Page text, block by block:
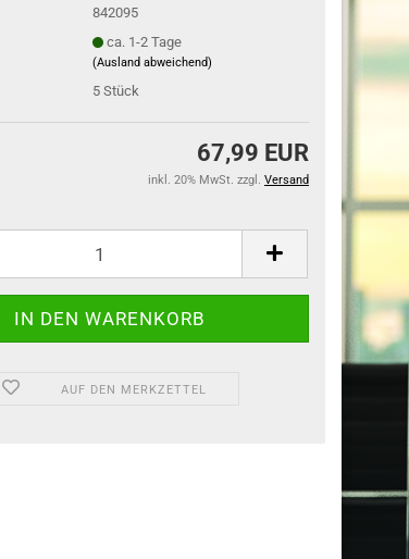
842095
ca. 1-2 Tage
(Ausland abweichend)
5Stück
67,99 EUR
inkl. 20% MwSt. zzgl. Versand
AUF DEN MERKZETTEL